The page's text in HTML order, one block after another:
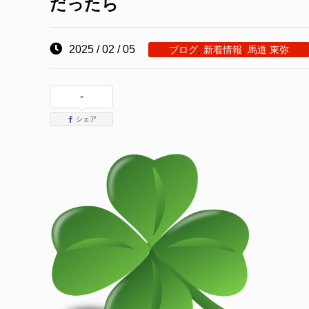
だったら
2025 / 02 / 05 ブログ 新着情報 馬道 東弥
-
シェア